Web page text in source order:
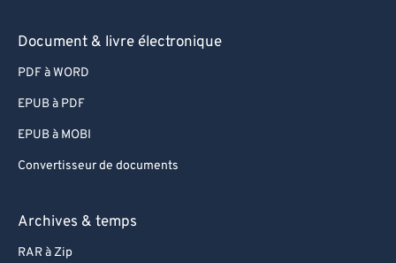
Document & livre électronique
PDF à WORD
EPUB à PDF
EPUB à MOBI
Convertisseur de documents
Archives & temps
RAR à Zip